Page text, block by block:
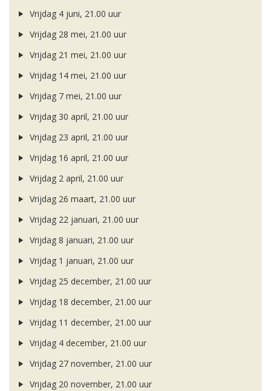
Vrijdag 4 juni, 21.00 uur
Vrijdag 28 mei, 21.00 uur
Vrijdag 21 mei, 21.00 uur
Vrijdag 14 mei, 21.00 uur
Vrijdag 7 mei, 21.00 uur
Vrijdag 30 april, 21.00 uur
Vrijdag 23 april, 21.00 uur
Vrijdag 16 april, 21.00 uur
Vrijdag 2 april, 21.00 uur
Vrijdag 26 maart, 21.00 uur
Vrijdag 22 januari, 21.00 uur
Vrijdag 8 januari, 21.00 uur
Vrijdag 1 januari, 21.00 uur
Vrijdag 25 december, 21.00 uur
Vrijdag 18 december, 21.00 uur
Vrijdag 11 december, 21.00 uur
Vrijdag 4 december, 21.00 uur
Vrijdag 27 november, 21.00 uur
Vrijdag 20 november, 21.00 uur